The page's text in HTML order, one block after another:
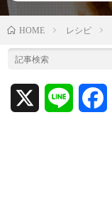
HOME レシピ